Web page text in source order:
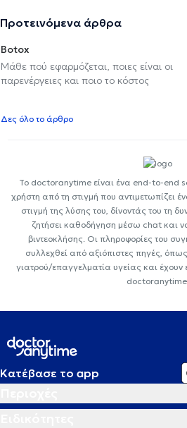
Προτεινόμενα άρθρα
Botox
Μάθε πού εφαρμόζεται, ποιες είναι οι
παρενέργειες και ποιο το κόστος
Δες όλο το άρθρο
Το doctoranytime είναι ένα end-to-end
χρήστη από τη στιγμή που αντιμετωπίζει
στιγμή της λύσης του, δίνοντάς του τη
ζητήσει καθοδήγηση μέσω chat και
βιντεοκλήσης. Οι πληροφορίες του
συλλεχθεί από αξιόπιστες πηγές,
γιατρού/επαγγελματία υγείας και έχουν
doctoranytime.
Κατέβασε το app